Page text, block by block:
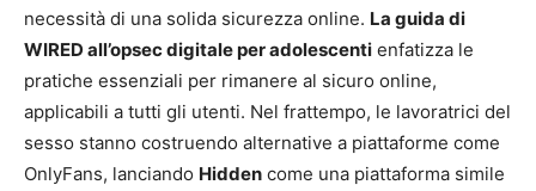
necessità di una solida sicurezza online. La guida di
WIRED all’opsec digitale per adolescenti enfatizza le
pratiche essenziali per rimanere al sicuro online,
applicabili a tutti gli utenti. Nel frattempo, le lavoratrici del
sesso stanno costruendo alternative a piattaforme come
OnlyFans, lanciando Hidden come una piattaforma simile